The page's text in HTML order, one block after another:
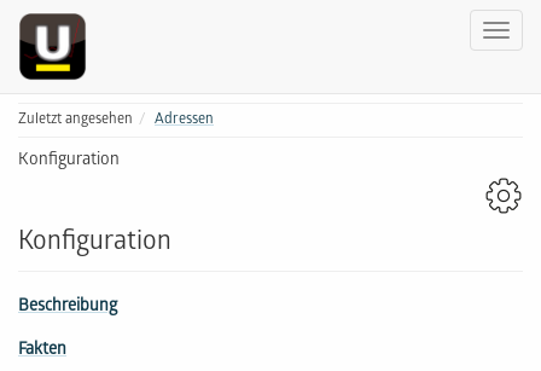
Zuletzt angesehen Adressen
Konfiguration
Konfiguration
Beschreibung
Fakten